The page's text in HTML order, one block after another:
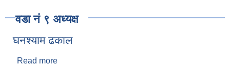
वडा नं ९ अध्यक्ष
घनश्याम ढकाल
Read more